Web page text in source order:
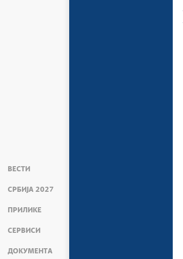
ВЕСТИ
СРБИЈА 2027
ПРИЛИКЕ
СЕРВИСИ
ДОКУМЕНТА